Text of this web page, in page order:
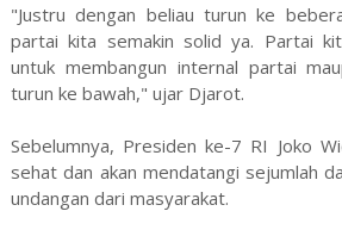
"Justru dengan beliau turun ke
partai kita semakin solid ya. Partai
untuk membangun internal partai
turun ke bawah," ujar Djarot.
Sebelumnya, Presiden ke-7 RI Joko
sehat dan akan mendatangi sejumlah
undangan dari masyarakat.